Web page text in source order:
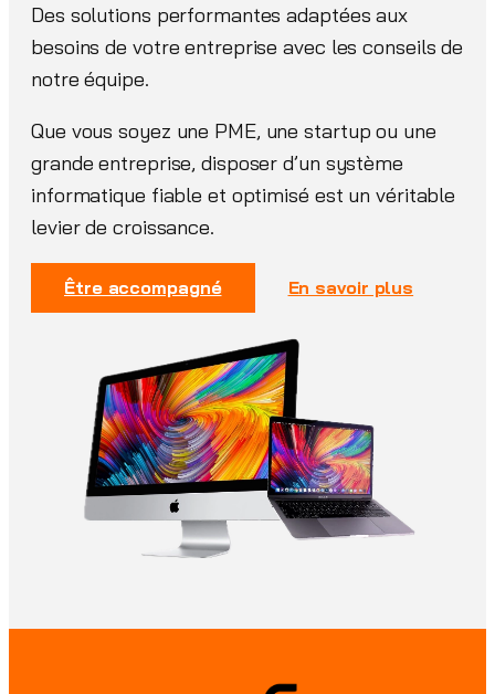
Des solutions performantes adaptées aux
besoins de votre entreprise avec les conseils de
notre équipe.
Que vous soyez une PME, une startup ou une
grande entreprise, disposer d’un système
informatique fiable et optimisé est un véritable
levier de croissance.
Être accompagné En savoir plus